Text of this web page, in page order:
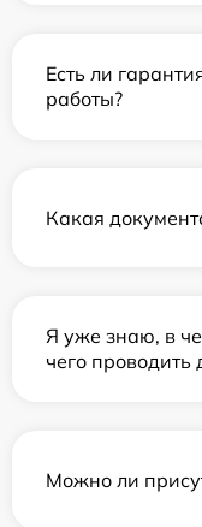
Есть ли
работы?
Какая
Я уже знаю, в
чего проводить
Можно ли